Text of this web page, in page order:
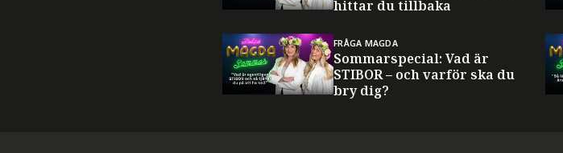
hittar du tillbaka
FRÅGA MAGDA
Sommarspecial: Vad är
STIBOR – och varför ska du
bry dig?